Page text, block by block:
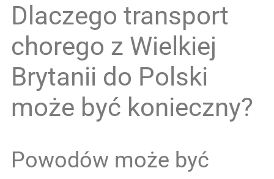
Dlaczego transport
chorego z Wielkiej
Brytanii do Polski
może być konieczny?
Powodów może być